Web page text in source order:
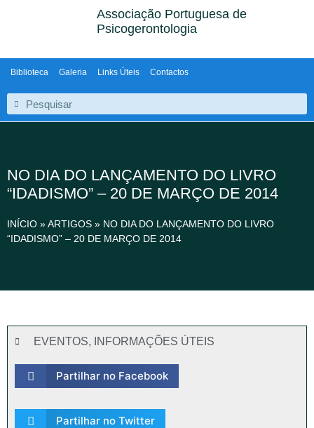
Associação Portuguesa de
Psicogerontologia
Biblioteca Galeria Links Úteis Contactos
NO DIA DO LANÇAMENTO DO LIVRO
“IDADISMO” – 20 DE MARÇO DE 2014
INÍCIO »ARTIGOS » NO DIA DO LANÇAMENTO DO LIVRO
“IDADISMO” – 20 DE MARÇO DE 2014
EVENTOS, INFORMAÇÕES ÚTEIS
Partilhar no Facebook
Partilhar no Twitter